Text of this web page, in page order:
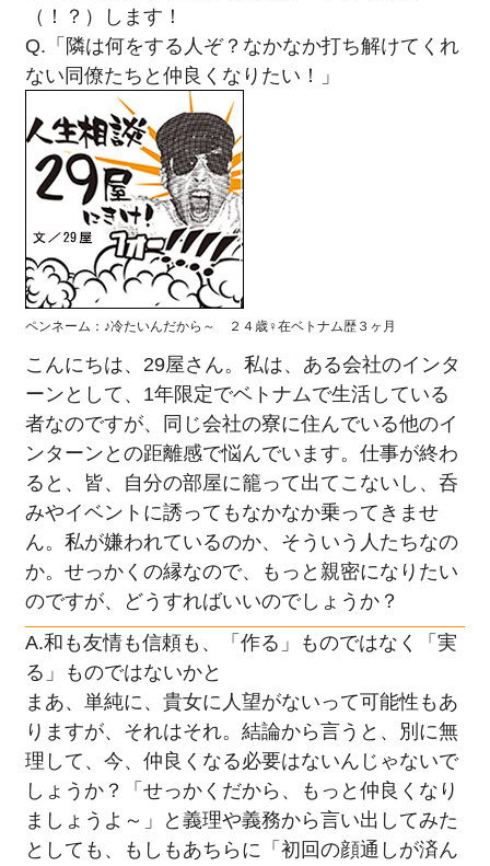
（！？）します！
Q.「隣は何をする人ぞ？なかなか打ち解けてくれ
ない同僚たちと仲良くなりたい！」
ペンネーム：♪冷たいんだから～ ２４歳♀在ベトナム歴３ヶ月
こんにちは、29屋さん。私は、ある会社のインタ
ーンとして、1年限定でベトナムで生活している
者なのですが、同じ会社の寮に住んでいる他のイ
ンターンとの距離感で悩んでいます。仕事が終わ
ると、皆、自分の部屋に籠って出てこないし、呑
みやイベントに誘ってもなかなか乗ってきませ
ん。私が嫌われているのか、そういう人たちなの
か。せっかくの縁なので、もっと親密になりたい
のですが、どうすればいいのでしょうか？
A.和も友情も信頼も、「作る」ものではなく「実
る」ものではないかと
まあ、単純に、貴女に人望がないって可能性もあ
りますが、それはそれ。結論から言うと、別に無
理して、今、仲良くなる必要はないんじゃないで
しょうか？「せっかくだから、もっと仲良くなり
ましょうよ～」と義理や義務から言い出してみた
としても、もしもあちらに「初回の顔通しが済ん